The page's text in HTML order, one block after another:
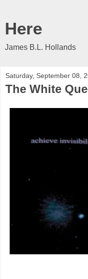
Here
James B.L. Hollands
Saturday, September 08,
The White